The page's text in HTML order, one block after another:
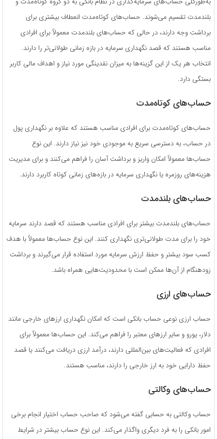
بلندمدت تقسیم می‌شوند. حساب‌های کوتاه‌مدت انعطاف بیشتری برای
برداشت وجه دارند، در حالی که حساب‌های بلندمدت معمولاً برای افرادی
مناسب هستند که قصد نگهداری سرمایه در بازه زمانی طولانی‌تر را دارند.
انتخاب هر یک از این گزینه‌ها به میزان نقدینگی مورد نیاز و اهداف مالی کاربر
بستگی دارد.
حساب‌های کوتاه‌مدت
حساب‌های کوتاه‌مدت برای افرادی مناسب هستند که علاوه بر نگهداری پول
در حساب، به دسترسی سریع به موجودی خود نیز نیاز دارند. این نوع
حساب‌ها معمولاً امکان واریز و برداشت آسان را فراهم می‌کنند و برای مدیریت
هزینه‌های روزمره یا نگهداری سرمایه در بازه‌های زمانی کوتاه کاربرد دارند.
حساب‌های بلندمدت
حساب‌های بلندمدت بیشتر برای افرادی مناسب هستند که قصد دارند سرمایه
خود را برای مدت طولانی‌تری نگهداری کنند. این نوع حساب‌ها معمولاً با هدف
کسب سود بیشتر و حفظ ارزش سرمایه مورد استفاده قرار می‌گیرند و برداشت
زودهنگام از آن‌ها ممکن است با محدودیت‌هایی همراه باشد.
حساب‌های ارزی
حساب ارزی نوعی حساب بانکی است که امکان نگهداری ارزهای خارجی مانند
دلار، یورو و سایر ارزهای معتبر را فراهم می‌کند. این حساب‌ها معمولاً برای
افرادی که فعالیت‌های بین‌المللی دارند، درآمد ارزی دریافت می‌کنند یا قصد
حفظ دارایی خود به ارز خارجی را دارند، مناسب هستند.
حساب‌های وکالتی
حساب وکالتی به حسابی گفته می‌شود که صاحب حساب اختیار انجام برخی
امور بانکی را به فرد دیگری واگذار می‌کند. این نوع حساب بیشتر در شرایط